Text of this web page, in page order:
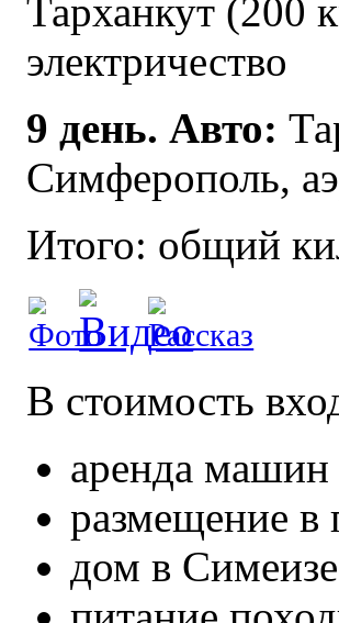
Тарханкут (200
электричество
9 день. Авто:
Симферополь,
Итого: общий
В стоимость
аренда машин
размещение в
дом в